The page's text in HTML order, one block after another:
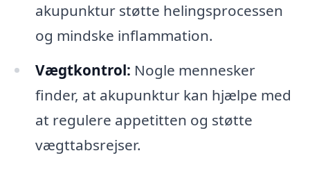
akupunktur støtte helingsprocessen
og mindske inflammation.
Vægtkontrol: Nogle mennesker
finder, at akupunktur kan hjælpe med
at regulere appetitten og støtte
vægttabsrejser.